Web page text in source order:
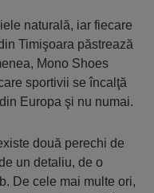
naturală, iar fiecare
Timişoara păstrează
Mono Shoes
sportivii se încalţă
Europa şi nu numai.
două perechi de
un detaliu, de o
De cele mai multe ori,